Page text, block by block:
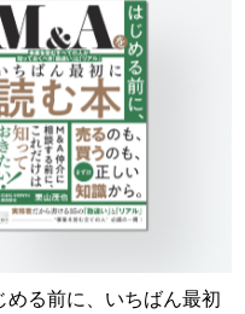
る前に、いちばん最初